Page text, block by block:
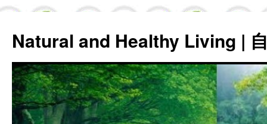
Natural and Healthy Living |